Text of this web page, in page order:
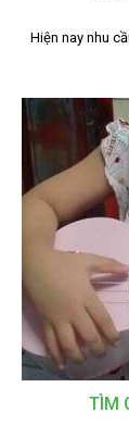
Hiện nay nhu
TÌM